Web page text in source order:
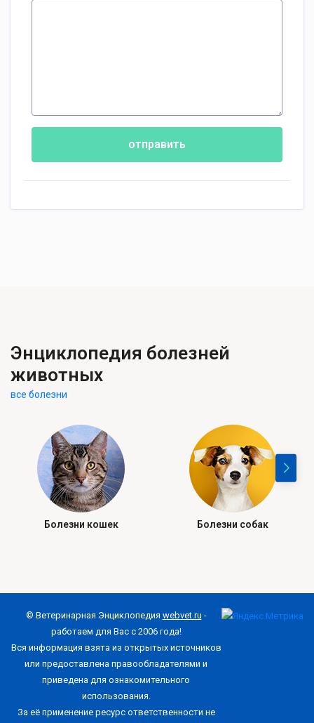
отправить
Энциклопедия болезней
животных
все болезни
Болезни кошек Болезни собак
© Ветеринарная Энциклопедия webvet.ru -
работаем для Вас с 2006 года!
Вся информация взята из открытых источников
или предоставлена правообладателями и
приведена для ознакомительного
использования.
За её применение ресурс ответственности не